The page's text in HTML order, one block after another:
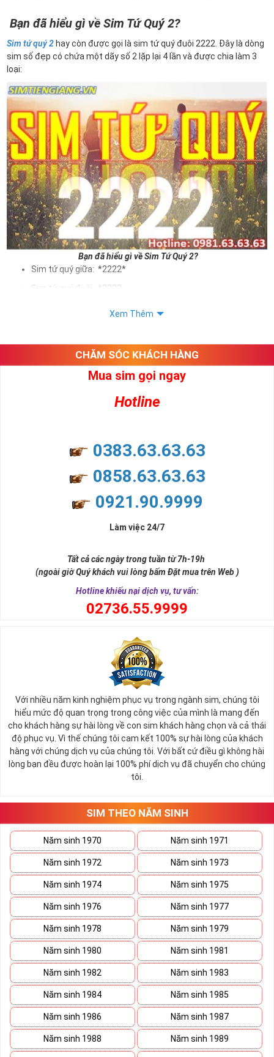
Bạn đã hiểu gì về Sim Tứ Quý 2?
Sim tứ quý 2 hay còn được gọi là sim tứ quý đuôi 2222. Đây là dòng
sim số đẹp có chứa một dãy số 2 lặp lại 4 lần và được chia làm 3
loại:
Bạn đã hiểu gì về Sim Tứ Quý 2?
Sim tứ quý giữa: *2222*
Sim tứ quý đuôi: *2222
như sự sắp xếp của các con số trong sim.
Ý nghĩa sim tứ quý 2
nhiều thành công, thăng tiến hơn.
và tính hai mặt. Số 2 thúc giục chúng ta lựa chọn, dựa vào những
đời, nơi bạn phải đưa ra những quyết định quan trọng.
Ý nghĩa sim tứ quý 2
Theo quan niệm phong thủy
Số 2 tượng trưng cho sự cân bằng, hài hòa của âm dương và đất
trời. Sự cân bằng này giúp cho mọi việc đều thuận lợi và mang lại
nhiều may mắn trong cuộc sống và kinh doanh.
Số 2 còn biểu trưng cho lòng tốt, sự ổn định và tính hai mặt của
mọi vấn đề. Số 2 giúp cho họ có được sự lựa chọn, để đưa ra
những hướng giải quyết đúng đắn nhắt.
tứ 2 cùng xuất hiện trong một dãy số sim càng giúp cho ý nghĩa
sim tứ quýtăng lên gấp bội. Sở hữu sim Tứ Quý 2 giúp khích lệ tinh
thần người sở hữu là không sợ bất cứ điều gì mà hãy cứ làm thì
mọi điều tốt đẹp và may mắn ắt sẽ đến.
Lợi ích sim Tứ Quý 2 mang lại là gì?
Xem Thêm
CHĂM SÓC KHÁCH HÀNG
Mua sim gọi ngay
Hotline
0383.63.63.63
0858.63.63.63
0921.90.9999
Làm việc 24/7
Tất cả các ngày trong tuần từ 7h-19h
(ngoài giờ Quý khách vui lòng bấm Đặt mua trên Web )
Hotline khiếu nại dịch vụ, tư vấn:
02736.55.9999
Với nhiều năm kinh nghiệm phục vụ trong ngành sim, chúng tôi
hiểu mức độ quan trọng trong công việc của mình là mang đến
cho khách hàng sự hài lòng về con sim khách hàng chọn và cả thái
độ phục vụ. Vì thế chúng tôi cam kết 100% sự hài lòng của khách
hàng với chúng dịch vụ của chúng tôi. Với bất cứ điều gì không hài
lòng bạn đều được hoàn lại 100% phí dịch vụ đã chuyển cho chúng
tôi.
SIM THEO NĂM SINH
Năm sinh 1970 Năm sinh 1971
Năm sinh 1972 Năm sinh 1973
Năm sinh 1974 Năm sinh 1975
Năm sinh 1976 Năm sinh 1977
Năm sinh 1978 Năm sinh 1979
Năm sinh 1980 Năm sinh 1981
Năm sinh 1982 Năm sinh 1983
Năm sinh 1984 Năm sinh 1985
Năm sinh 1986 Năm sinh 1987
Năm sinh 1988 Năm sinh 1989